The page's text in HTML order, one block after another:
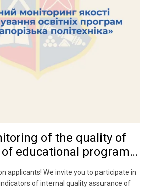
of the quality of
educational programs
Polytechnic National
applicants! We invite you to participate in
of internal quality assurance of